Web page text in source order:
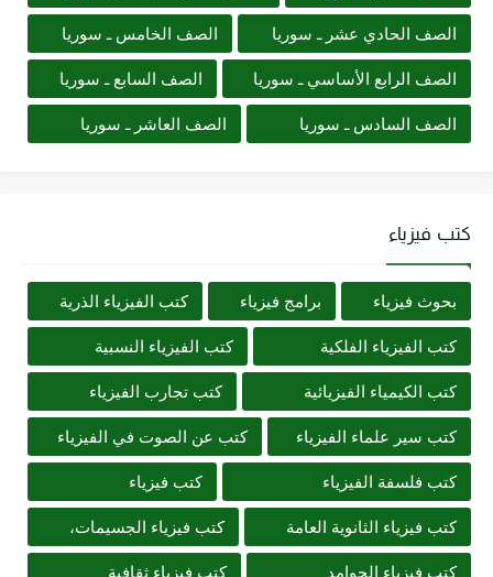
الصف الحادي عشر ـ سوريا الصف الخامس ـ سوريا
الصف الرابع الأساسي ـ سوريا الصف السابع ـ سوريا
الصف السادس ـ سوريا الصف العاشر ـ سوريا
كتب فيزياء
بحوث فيزياء برامج فيزياء كتب الفيزياء الذرية
كتب الفيزياء الفلكية كتب الفيزياء النسبية
كتب الكيمياء الفيزيائية كتب تجارب الفيزياء
كتب سير علماء الفيزياء كتب عن الصوت في الفيزياء
كتب فلسفة الفيزياء كتب فيزياء
كتب فيزياء الثانوية العامة كتب فيزياء الجسيمات،
كتب فيزياء الجوامد كتب فيزياء ثقافية